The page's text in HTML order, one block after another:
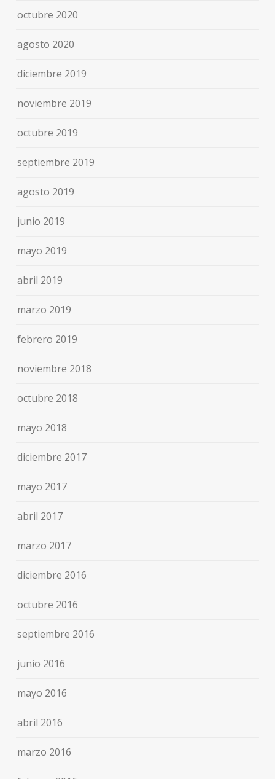
octubre 2020
agosto 2020
diciembre 2019
noviembre 2019
octubre 2019
septiembre 2019
agosto 2019
junio 2019
mayo 2019
abril 2019
marzo 2019
febrero 2019
noviembre 2018
octubre 2018
mayo 2018
diciembre 2017
mayo 2017
abril 2017
marzo 2017
diciembre 2016
octubre 2016
septiembre 2016
junio 2016
mayo 2016
abril 2016
marzo 2016